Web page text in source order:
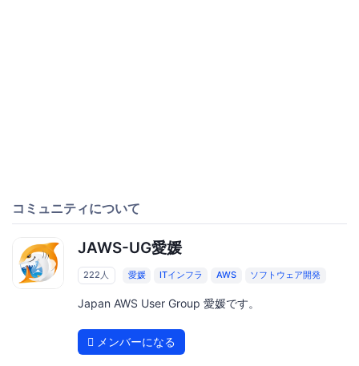
コミュニティについて
JAWS-UG愛媛
222人 愛媛 ITインフラ AWS ソフトウェア開発
Japan AWS User Group 愛媛です。
メンバーになる